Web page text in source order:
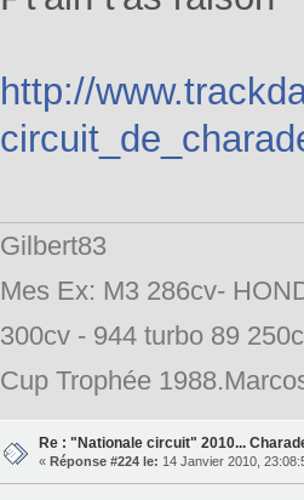
http://
Gilbert83
Mes Ex: M3 286cv-
300cv - 944 turbo 89
Cup Trophée
Re : "Nationale circuit" 2010...
« Réponse #224 le: 14 Janvier 2010,